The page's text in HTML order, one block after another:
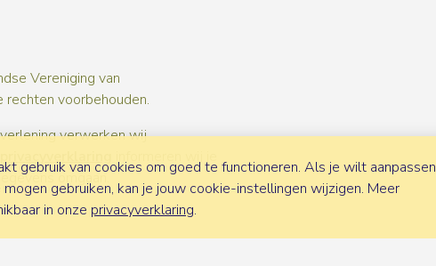
Vereniging van
voorbehouden.
verwerken wij
omgaan.
gebruik van cookies om goed te functioneren. Als je wilt aanpassen
gebruiken, kan je jouw cookie-instellingen wijzigen. Meer
in onze privacyverklaring.